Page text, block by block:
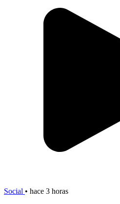
Social • hace 3 horas